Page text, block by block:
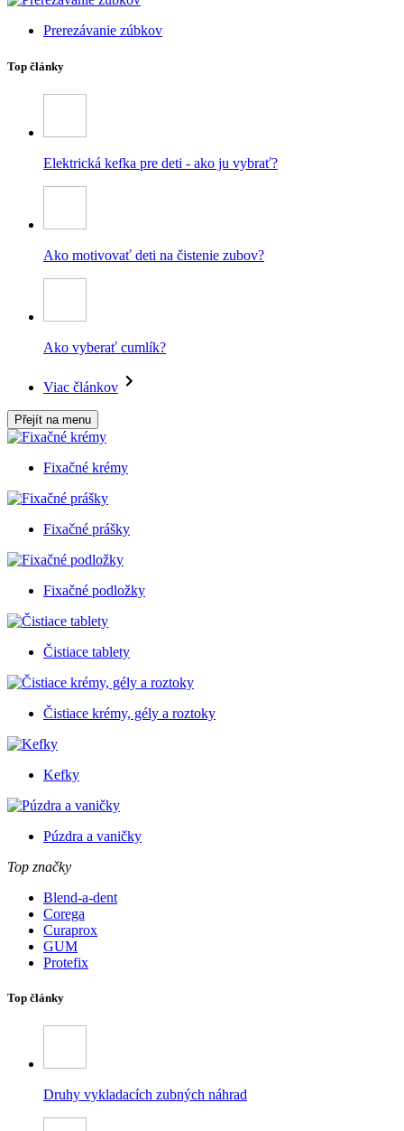
Prerezávanie zúbkov
Top články
Elektrická kefka pre deti - ako ju vybrať?
Ako motivovať deti na čistenie zubov?
Ako vyberať cumlík?
Viac článkov
Přejít na menu
Fixačné krémy
Fixačné prášky
Fixačné podložky
Čistiace tablety
Čistiace krémy, gély a roztoky
Kefky
Púzdra a vaničky
Top značky
Blend-a-dent
Corega
Curaprox
GUM
Protefix
Top články
Druhy vykladacích zubných náhrad